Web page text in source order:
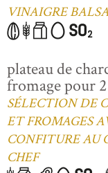
VINAIGRE
plateau de
fromage pour
SÉLECTION DE
ET FROMAGES
CONFITURE AU
CHEF